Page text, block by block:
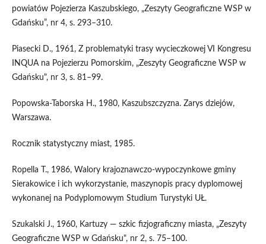
powiatów Pojezierza Kaszubskiego, „Zeszyty Geograficzne WSP w
Gdańsku”, nr 4, s. 293–310.
Piasecki D., 1961, Z problematyki trasy wycieczkowej VI Kongresu
INQUA na Pojezierzu Pomorskim, „Zeszyty Geograficzne WSP w
Gdańsku", nr 3, s. 81–99.
Popowska-Taborska H., 1980, Kaszubszczyzna. Zarys dziejów,
Warszawa.
Rocznik statystyczny miast, 1985.
Ropella T., 1986, Walory krajoznawczo-wypoczynkowe gminy
Sierakowice i ich wykorzystanie, maszynopis pracy dyplomowej
wykonanej na Podyplomowym Studium Turystyki UŁ.
Szukalski J., 1960, Kartuzy — szkic fizjograficzny miasta, „Zeszyty
Geograficzne WSP w Gdańsku", nr 2, s. 75–100.